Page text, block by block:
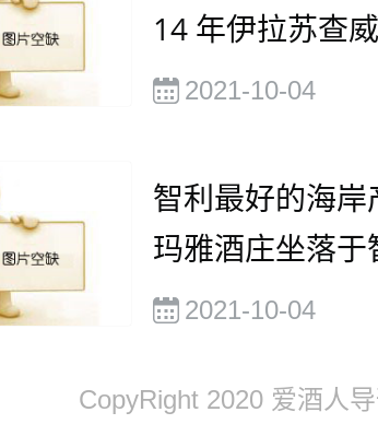
14 年伊拉苏查
2021-10-04
智利最好的海岸
玛雅酒庄坐落于
马里山谷
2021-10-04
CopyRight 2020 爱酒人导